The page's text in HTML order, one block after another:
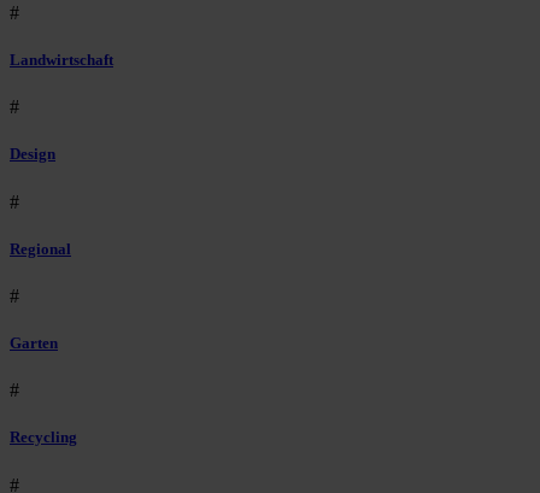
#
Landwirtschaft
#
Design
#
Regional
#
Garten
#
Recycling
#